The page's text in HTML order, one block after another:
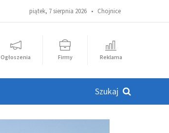
piątek, 7 sierpnia 2026 • Chojnice
Ogłoszenia Firmy Reklama